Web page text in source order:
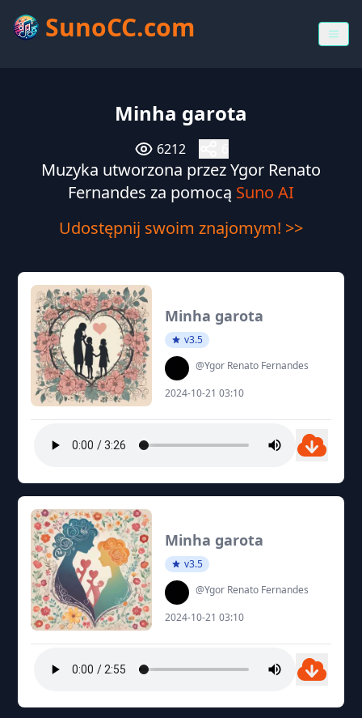
SunoCC.com
Minha garota
6212
Muzyka utworzona przez Ygor Renato
Fernandes za pomocą Suno AI
Udostępnij swoim znajomym! >>
Minha garota
v3.5
@Ygor Renato Fernandes
2024-10-21 03:10
Minha garota
v3.5
@Ygor Renato Fernandes
2024-10-21 03:10